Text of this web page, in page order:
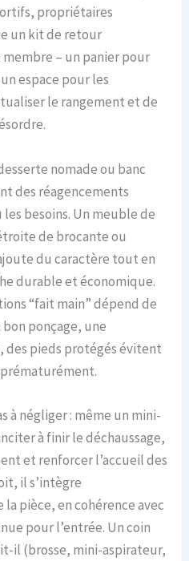
propriétaires
un kit de retour
– un panier pour
espace pour les
le rangement et de
nomade ou banc
des réagencements
les besoins. Un meuble de
de brocante ou
du caractère tout en
durable et économique.
“fait main” dépend de
ponçage, une
pieds protégés évitent
à négliger : même un mini-
à finir le déchaussage,
et renforcer l’accueil des
il s’intègre
pièce, en cohérence avec
pour l’entrée. Un coin
il (brosse, mini-aspirateur,